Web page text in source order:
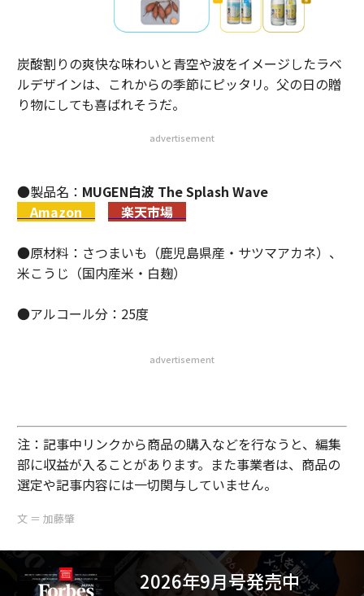
炭酸割りの爽快な味わいと青空や波をイメージしたラベ
ルデザインは、これからの季節にピッタリ。父の日の贈
り物にしても喜ばれそうだ。
advertisement
●製品名： MUGEN白波 The Splash Wave
Amazon
楽天市場
●原材料：さつまいも（鹿児島県産・サツマアカネ）、
米こうじ（国内産米・白麹）
●アルコール分：25度
advertisement
注：記事中リンクから商品の購入などを行なうと、編集
部に収益が入ることがあります。また事業者は、商品の
選定や記事内容には一切関与していません。
文 ＝ 加藤肇
2026年9月号発売中